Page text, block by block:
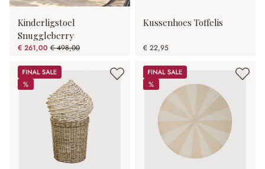
Kinderligstoel
Snuggleberry
€ 261,00 € 498,00
(47.59% gespart)
Kussenhoes Toffelis
€ 22,95
Sale
%
%
Sale
%
%